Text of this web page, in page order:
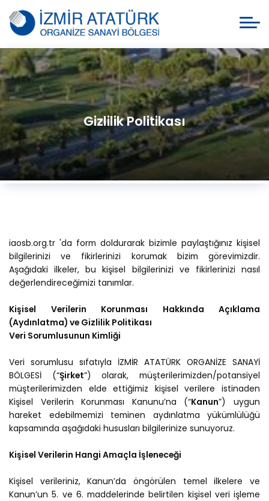
Gizlilik Politikası
iaosb.org.tr 'da form doldurarak bizimle paylaştığınız kişisel
bilgilerinizi ve fikirlerinizi korumak bizim görevimizdir.
Aşağıdaki ilkeler, bu kişisel bilgilerinizi ve fikirlerinizi nasıl
değerlendireceğimizi tanımlar.
Kişisel Verilerin Korunması Hakkında Açıklama
(Aydınlatma) ve Gizlilik Politikası
Veri Sorumlusunun Kimliği
Veri sorumlusu sıfatıyla İZMİR ATATÜRK ORGANİZE SANAYİ
BÖLGESİ (“Şirket”) olarak, müşterilerimizden/potansiyel
müşterilerimizden elde ettiğimiz kişisel verilere istinaden
Kişisel Verilerin Korunması Kanunu’na (“Kanun”) uygun
hareket edebilmemizi teminen aydınlatma yükümlülüğü
kapsamında aşağıdaki hususları bilgilerinize sunuyoruz.
Kişisel Verilerin Hangi Amaçla İşleneceği
Kişisel verileriniz, Kanun’da öngörülen temel ilkelere ve
Kanun’un 5. ve 6. maddelerinde belirtilen kişisel veri işleme